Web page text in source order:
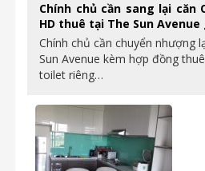
Chính chủ cần sang lại căn
HD thuê tại The Sun
Chính chủ cần chuyển nhượng
Sun Avenue kèm hợp đồng
toilet riêng…